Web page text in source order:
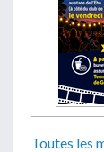
Toutes les